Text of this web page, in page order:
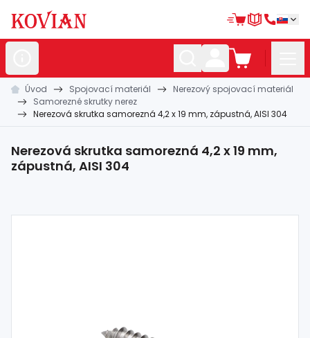
Nerezovépolotovary
Hliníkovépolotovary
Kovanépolotovary
Zábradlia a madlá
Úvod Spojovací materiál
Nerezový spojovací materiál
Samorezné skrutky nerez
Nerezová skrutka samorezná 4,2 x 19 mm, zápustná, AISI 304
Nerezová skrutka samorezná 4,2 x 19 mm,
zápustná, AISI 304